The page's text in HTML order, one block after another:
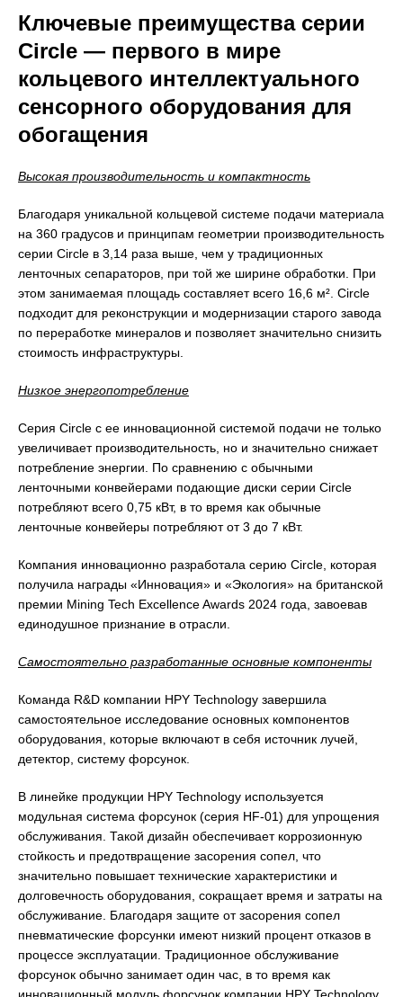
Ключевые преимущества серии
Circle — первого в мире
кольцевого интеллектуального
сенсорного оборудования для
обогащения
Высокая производительность и компактность
Благодаря уникальной кольцевой системе подачи материала
на 360 градусов и принципам геометрии производительность
серии Circle в 3,14 раза выше, чем у традиционных
ленточных сепараторов, при той же ширине обработки. При
этом занимаемая площадь составляет всего 16,6 м². Circle
подходит для реконструкции и модернизации старого завода
по переработке минералов и позволяет значительно снизить
стоимость инфраструктуры.
Низкое энергопотребление
Серия Circle с ее инновационной системой подачи не только
увеличивает производительность, но и значительно снижает
потребление энергии. По сравнению с обычными
ленточными конвейерами подающие диски серии Circle
потребляют всего 0,75 кВт, в то время как обычные
ленточные конвейеры потребляют от 3 до 7 кВт.
Компания инновационно разработала серию Circle, которая
получила награды «Инновация» и «Экология» на британской
премии Mining Tech Excellence Awards 2024 года, завоевав
единодушное признание в отрасли.
Самостоятельно разработанные основные компоненты
Команда R&D компании HPY Technology завершила
самостоятельное исследование основных компонентов
оборудования, которые включают в себя источник лучей,
детектор, систему форсунок.
В линейке продукции HPY Technology используется
модульная система форсунок (серия HF-01) для упрощения
обслуживания. Такой дизайн обеспечивает коррозионную
стойкость и предотвращение засорения сопел, что
значительно повышает технические характеристики и
долговечность оборудования, сокращает время и затраты на
обслуживание. Благодаря защите от засорения сопел
пневматические форсунки имеют низкий процент отказов в
процессе эксплуатации. Традиционное обслуживание
форсунок обычно занимает один час, в то время как
инновационный модуль форсунок компании HPY Technology